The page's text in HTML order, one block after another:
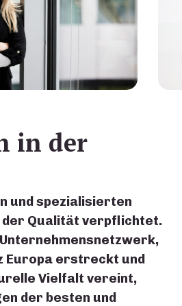
in der
und spezialisierten
der Qualität verpflichtet.
Europa erstreckt und
Vielfalt vereint,
der besten und